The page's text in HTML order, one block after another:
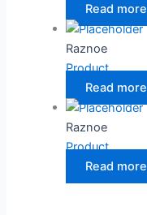
Read more
Raznoe
Product
Read more
Raznoe
Product
Read more